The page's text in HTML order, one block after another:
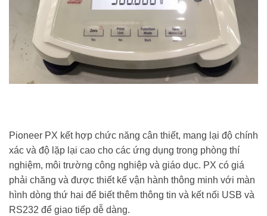
Pioneer PX kết hợp chức năng cân thiết, mang lại độ chính
xác và độ lặp lại cao cho các ứng dụng trong phòng thí
nghiệm, môi trường công nghiệp và giáo dục. PX có giá
phải chăng và được thiết kế vận hành thông minh với màn
hình dòng thứ hai để biết thêm thông tin và kết nối USB và
RS232 để giao tiếp dễ dàng.